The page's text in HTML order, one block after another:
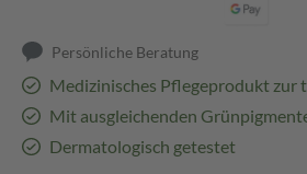
Persönliche Beratung
Medizinisches Pflegeprodukt zur
Mit ausgleichenden
Dermatologisch getestet